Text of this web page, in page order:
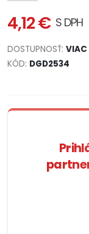
4,12 € S DPH
DOSTUPNOSŤ: VIAC
KÓD: DGD2534